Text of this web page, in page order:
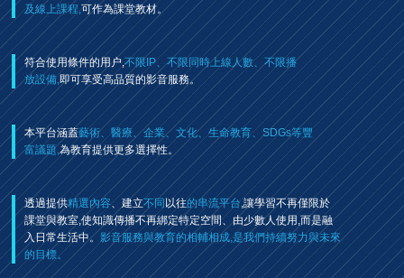
及線上課程,可作為課堂教材。
符合使用條件的用户,不限IP、不限同時上線人數、不限播
放設備,即可享受高品質的影音服務。
本平台涵蓋藝術、醫療、企業、文化、生命教育、SDGs等豐
富議題,為教育提供更多選擇性。
透過提供精選內容、建立不同以往的串流平台,讓學習不再僅限於
課堂與教室,使知識傳播不再綁定特定空間、由少數人使用,而是融
入日常生活中。 影音服務與教育的相輔相成,是我們持續努力與未來
的目標。